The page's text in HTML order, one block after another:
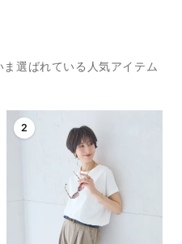
選ばれている人気アイテム
2